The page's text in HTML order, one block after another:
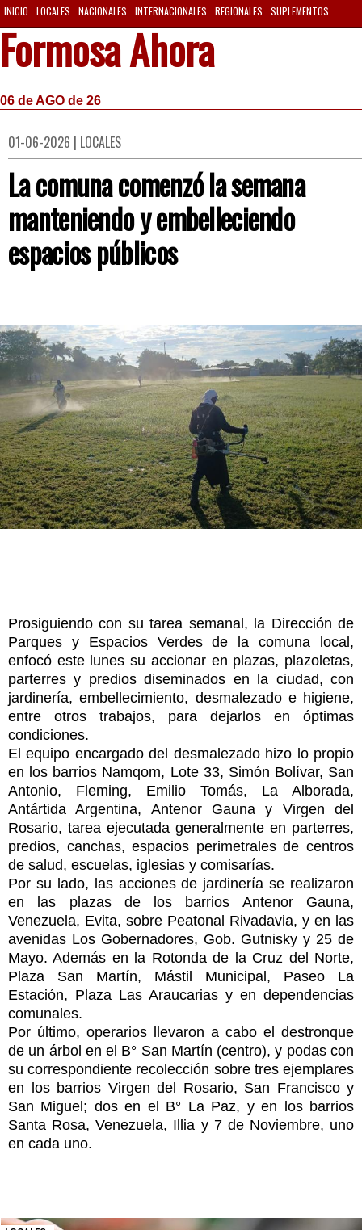
INICIO LOCALES NACIONALES INTERNACIONALES REGIONALES SUPLEMENTOS
Formosa Ahora
06 de AGO de 26
01-06-2026 | LOCALES
La comuna comenzó la semana
manteniendo y embelleciendo
espacios públicos
Prosiguiendo con su tarea semanal, la Dirección de
Parques y Espacios Verdes de la comuna local,
enfocó este lunes su accionar en plazas, plazoletas,
parterres y predios diseminados en la ciudad, con
jardinería, embellecimiento, desmalezado e higiene,
entre otros trabajos, para dejarlos en óptimas
condiciones.
El equipo encargado del desmalezado hizo lo propio
en los barrios Namqom, Lote 33, Simón Bolívar, San
Antonio, Fleming, Emilio Tomás, La Alborada,
Antártida Argentina, Antenor Gauna y Virgen del
Rosario, tarea ejecutada generalmente en parterres,
predios, canchas, espacios perimetrales de centros
de salud, escuelas, iglesias y comisarías.
Por su lado, las acciones de jardinería se realizaron
en las plazas de los barrios Antenor Gauna,
Venezuela, Evita, sobre Peatonal Rivadavia, y en las
avenidas Los Gobernadores, Gob. Gutnisky y 25 de
Mayo. Además en la Rotonda de la Cruz del Norte,
Plaza San Martín, Mástil Municipal, Paseo La
Estación, Plaza Las Araucarias y en dependencias
comunales.
Por último, operarios llevaron a cabo el destronque
de un árbol en el B° San Martín (centro), y podas con
su correspondiente recolección sobre tres ejemplares
en los barrios Virgen del Rosario, San Francisco y
San Miguel; dos en el B° La Paz, y en los barrios
Santa Rosa, Venezuela, Illia y 7 de Noviembre, uno
en cada uno.